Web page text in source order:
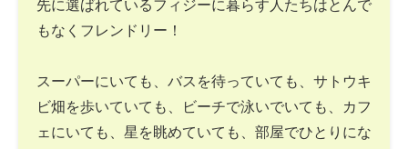
先に選ばれているフィジーに暮らす人たちはとんで
もなくフレンドリー！
スーパーにいても、バスを待っていても、サトウキ
ビ畑を歩いていても、ビーチで泳いでいても、カフ
ェにいても、星を眺めていても、部屋でひとりにな